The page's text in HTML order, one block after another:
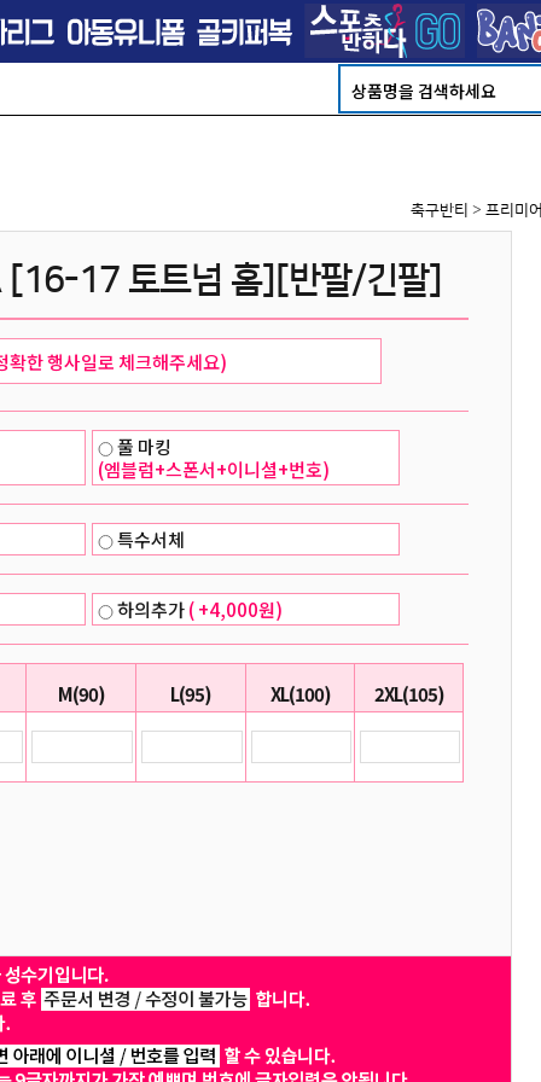
축구반티 > 프리미
17 토트넘 홈][반팔/긴팔]
풀 마킹
(엠블럼+스폰서+이니셜+번호)
특수서체
하의추가( +4,000원)
M(90) L(95) XL(100) 2XL(105)